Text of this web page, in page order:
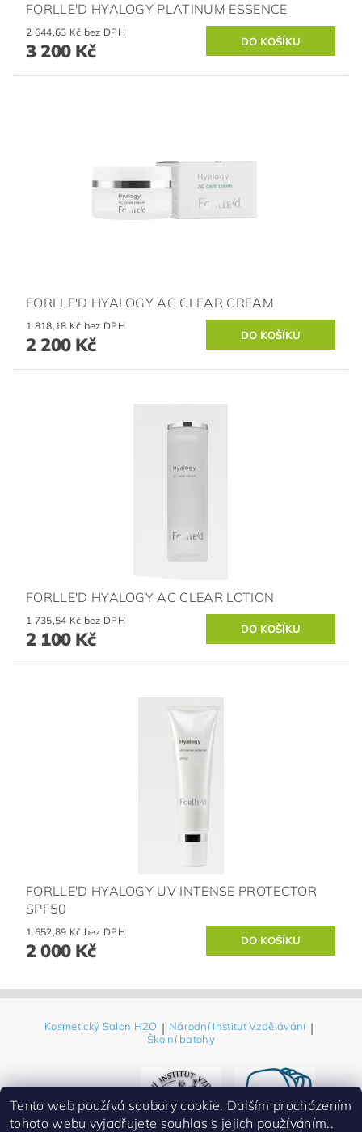
FORLLE'D HYALOGY PLATINUM ESSENCE
2 644,63 Kč bez DPH
3 200 Kč
FORLLE'D HYALOGY AC CLEAR CREAM
1 818,18 Kč bez DPH
2 200 Kč
FORLLE'D HYALOGY AC CLEAR LOTION
1 735,54 Kč bez DPH
2 100 Kč
FORLLE'D HYALOGY UV INTENSE PROTECTOR
SPF50
1 652,89 Kč bez DPH
2 000 Kč
Kosmetický Salon H2O | Národní Institut Vzdělávání |
Školní batohy
Tento web používá soubory cookie. Dalším procházením
tohoto webu vyjadřujete souhlas s jejich používáním..